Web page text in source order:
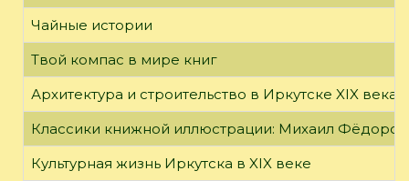
Чайные истории
Твой компас в мире книг
Архитектура и строительство в Иркутске XIX века
Классики книжной иллюстрации: Михаил Фёдоров
Культурная жизнь Иркутска в XIX веке